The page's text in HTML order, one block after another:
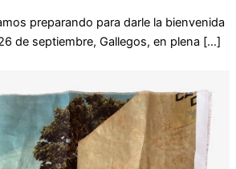
preparando para darle la bienvenida
de septiembre, Gallegos, en plena […]